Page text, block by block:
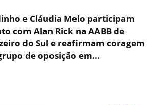
e Cláudia Melo participam
com Alan Rick na AABB de
do Sul e reafirmam coragem
de oposição em...